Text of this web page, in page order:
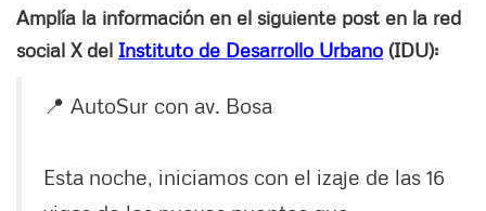
Amplía la información en el siguiente post en la red
social X del Instituto de Desarrollo Urbano (IDU):
📍 AutoSur con av. Bosa
Esta noche, iniciamos con el izaje de las 16